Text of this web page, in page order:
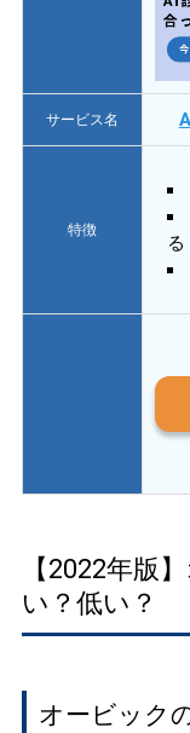
サービス名
特徴
る
【2022年版
い？低い？
オービック